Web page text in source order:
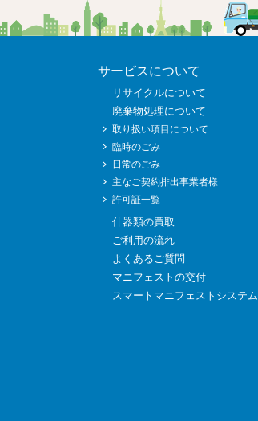
サービスについて
リサイクルについて
廃棄物処理について
取り扱い項目について
臨時のごみ
日常のごみ
主なご契約排出事業者様
許可証一覧
什器類の買取
ご利用の流れ
よくあるご質問
マニフェストの交付
スマートマニフェストシステム